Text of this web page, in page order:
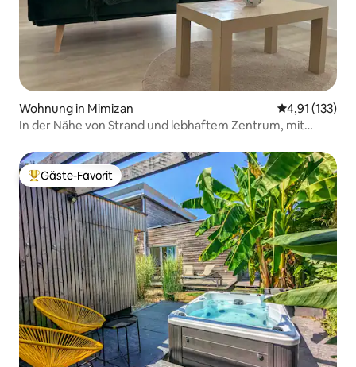
Wohnung in Mimizan
4,91 (133)
In der Nähe von Strand und lebhaftem Zentrum, mit
Beliebter Gäste-Favorit.
Gäste-Favorit